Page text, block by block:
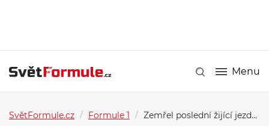
Menu
SvětFormule.cz / Formule 1 / Zemřel poslední žijící jezdec, který se v roce 1950 zúčastnil první sezony Formule 1